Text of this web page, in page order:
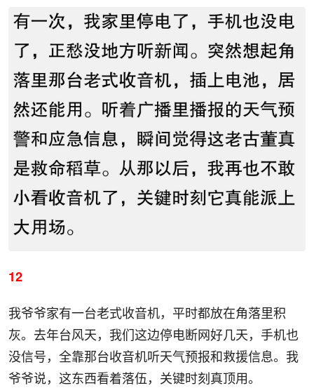
12
我爷爷家有一台老式收音机，平时都放在角落里积
灰。去年台风天，我们这边停电断网好几天，手机也
没信号，全靠那台收音机听天气预报和救援信息。我
爷爷说，这东西看着落伍，关键时刻真顶用。